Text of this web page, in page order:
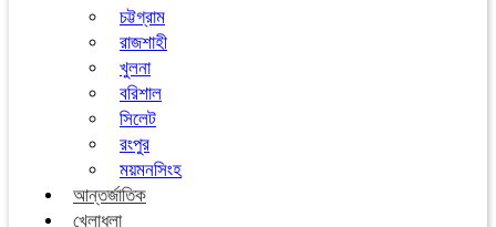
চট্টগ্রাম
রাজশাহী
খুলনা
বরিশাল
সিলেট
রংপুর
ময়মনসিংহ
আন্তর্জাতিক
খেলাধুলা